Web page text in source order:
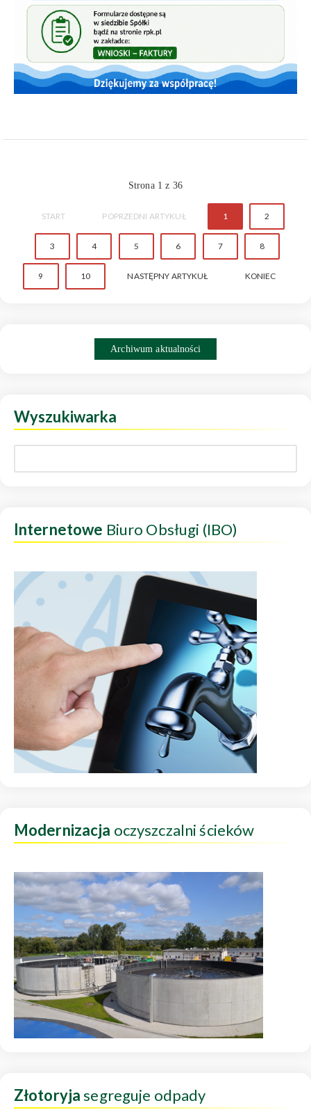
Strona 1 z 36
START POPRZEDNI ARTYKUŁ 1 2
3 4 5 6 7 8
9 10 NASTĘPNY ARTYKUŁ KONIEC
Archiwum aktualności
Wyszukiwarka
Internetowe Biuro Obsługi (IBO)
Modernizacja oczyszczalni ścieków
Złotoryjasegreguje odpady